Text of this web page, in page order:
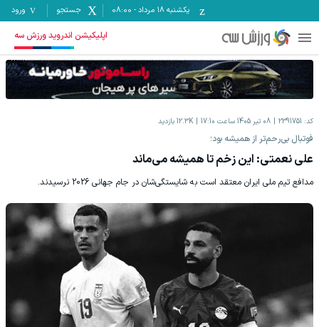
یکشنبه ۱۸ مرداد -
08:00 جستجو ورود
اپلیکیشن اندروید ورزش سه
کد: 2391751 08 تیر 1405 ساعت 17:10 12.3K بازدید
فوتبال بی‌رحم‌تر از همیشه بود؛
علی نعمتی: این زخم تا همیشه می‌ماند
مدافع تیم ملی ایران معتقد است به شایستگی‌شان در جام جهانی 2026 نرسیدند.